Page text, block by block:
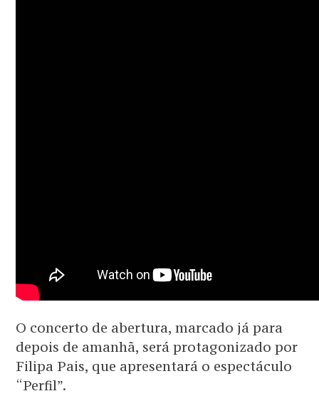
O concerto de abertura, marcado já para
depois de amanhã, será protagonizado por
Filipa Pais, que apresentará o espectáculo
“Perfil”.